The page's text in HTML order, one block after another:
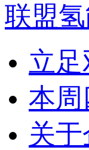
联盟
立
本周
关